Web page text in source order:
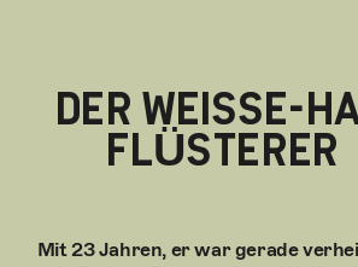
DER WEISSE-
FLÜSTERER
Mit 23 Jahren, er war gerade